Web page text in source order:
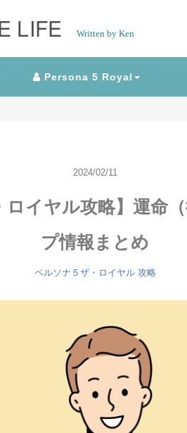
LIFE Written by Ken
Persona 5 Royal
2024/02/11
ロイヤル攻略】運命
プ情報まとめ
ペルソナ５ザ・ロイヤル 攻略